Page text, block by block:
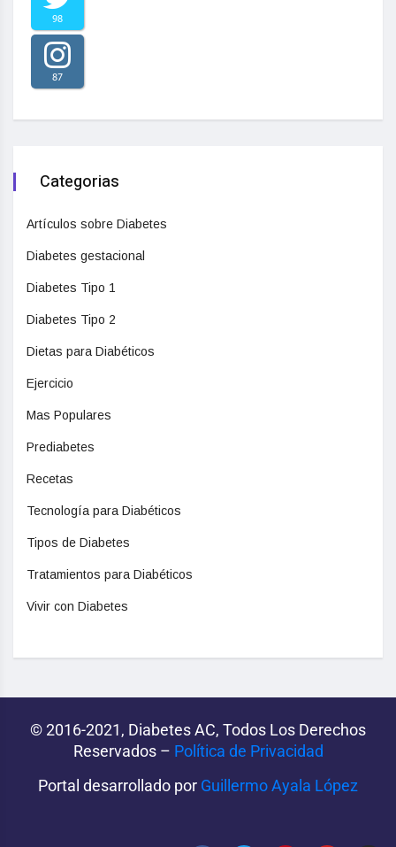
98
87
Categorias
Artículos sobre Diabetes
Diabetes gestacional
Diabetes Tipo 1
Diabetes Tipo 2
Dietas para Diabéticos
Ejercicio
Mas Populares
Prediabetes
Recetas
Tecnología para Diabéticos
Tipos de Diabetes
Tratamientos para Diabéticos
Vivir con Diabetes
© 2016-2021, Diabetes AC, Todos Los Derechos
Reservados – Política de Privacidad‌­
Portal desarrollado por Guillermo Ayala López